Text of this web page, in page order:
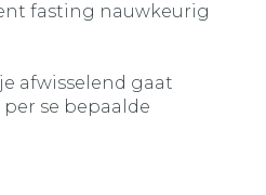
fasting nauwkeurig
afwisselend gaat
se bepaalde